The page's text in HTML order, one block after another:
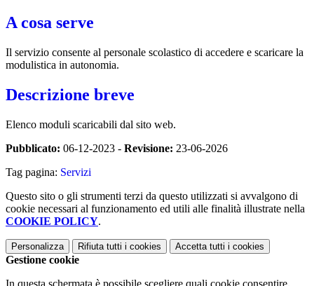
A cosa serve
Il servizio consente al personale scolastico di accedere e scaricare la
modulistica in autonomia.
Descrizione breve
Elenco moduli scaricabili dal sito web.
Pubblicato: 06-12-2023 - Revisione: 23-06-2026
Tag pagina: Servizi
Questo sito o gli strumenti terzi da questo utilizzati si avvalgono di
cookie necessari al funzionamento ed utili alle finalità illustrate nella
COOKIE POLICY.
Personalizza Rifiuta tutti i cookies Accetta tutti i cookies
Gestione cookie
In questa schermata è possibile scegliere quali cookie consentire.